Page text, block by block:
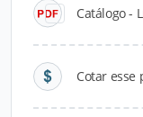
Catálogo -
Cotar esse